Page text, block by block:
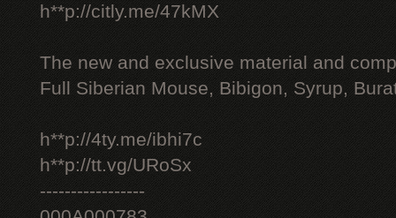
h**p://citly.me/47kMX
The new and exclusive material and
Full Siberian Mouse, Bibigon, Syrup,
h**p://4ty.me/ibhi7c
h**p://tt.vg/URoSx
-----------------